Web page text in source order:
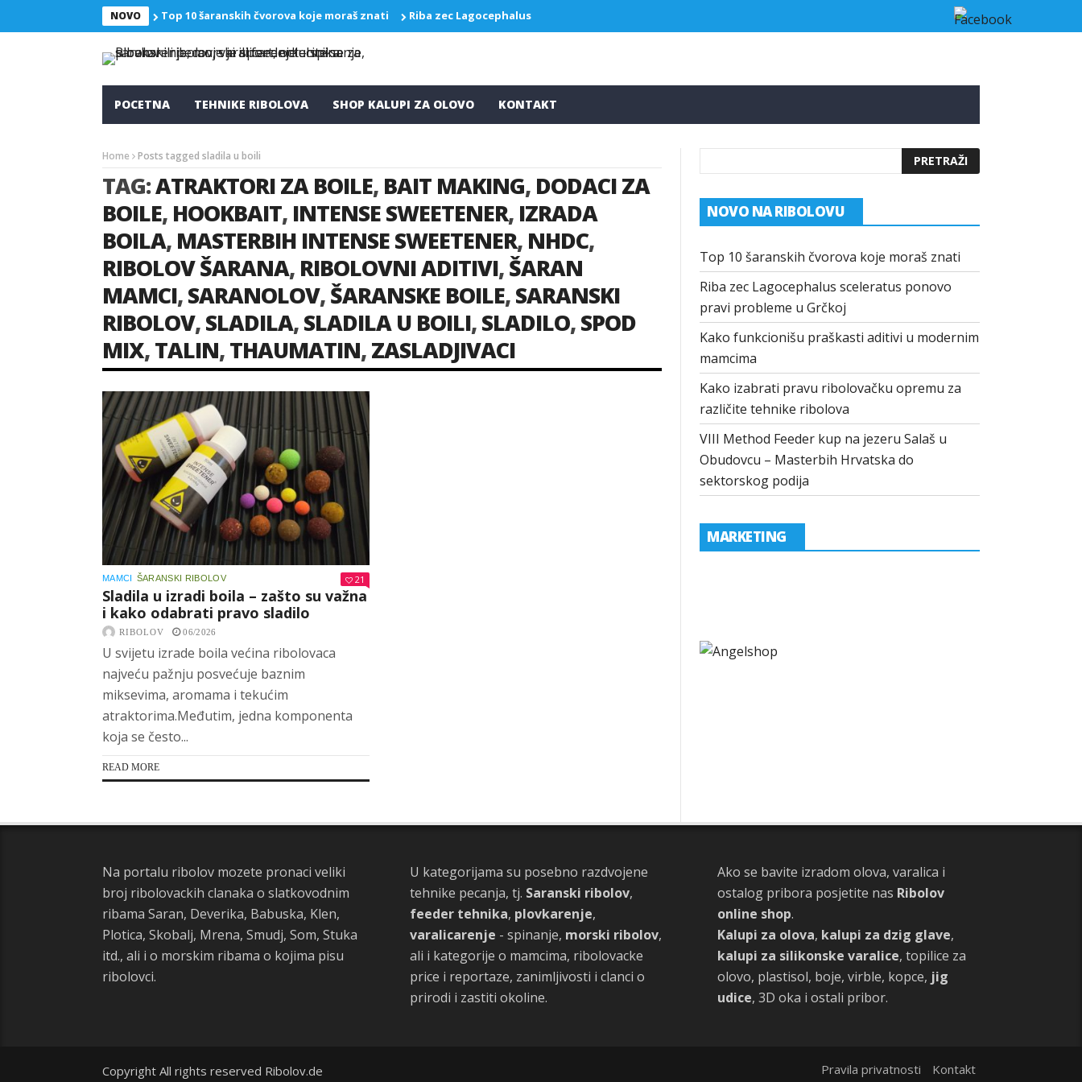
NOVO Top 10 šaranskih čvorova koje moraš znati Riba zec Lagocephalus sceleratus ponovo pravi probleme u Grčkoj Kako funkcionišu praškasti aditivi u modernim
POCETNA TEHNIKE RIBOLOVA SHOP KALUPI ZA OLOVO KONTAKT
Home Posts tagged sladila u boili
TAG:ATRAKTORI ZA BOILE, BAIT MAKING, DODACI ZA
BOILE, HOOKBAIT, INTENSE SWEETENER, IZRADA
BOILA, MASTERBIH INTENSE SWEETENER, NHDC,
RIBOLOV ŠARANA, RIBOLOVNI ADITIVI,ŠARAN
MAMCI,SARANOLOV,ŠARANSKE BOILE,SARANSKI
RIBOLOV,SLADILA,SLADILA U BOILI,SLADILO,SPOD
MIX,TALIN,THAUMATIN,ZASLADJIVACI
MAMCI ŠARANSKI RIBOLOV 21
Sladila u izradi boila – zašto su važna
i kako odabrati pravo sladilo
RIBOLOV 06/2026
U svijetu izrade boila većina ribolovaca
najveću pažnju posvećuje baznim
miksevima, aromama i tekućim
atraktorima.Međutim, jedna komponenta
koja se često...
READ MORE
NOVO NA RIBOLOVU
Top 10 šaranskih čvorova koje moraš znati
Riba zec Lagocephalus sceleratus ponovo
pravi probleme u Grčkoj
Kako funkcionišu praškasti aditivi u modernim
mamcima
Kako izabrati pravu ribolovačku opremu za
različite tehnike ribolova
VIII Method Feeder kup na jezeru Salaš u
Obudovcu – Masterbih Hrvatska do
sektorskog podija
MARKETING
Na portalu ribolov mozete pronaci veliki
broj ribolovackih clanaka o slatkovodnim
ribama Saran, Deverika, Babuska, Klen,
Plotica, Skobalj, Mrena, Smudj, Som, Stuka
itd., ali i o morskim ribama o kojima pisu
ribolovci.
U kategorijama su posebno razdvojene
tehnike pecanja, tj. Saranski ribolov,
feeder tehnika, plovkarenje,
varalicarenje - spinanje, morski ribolov,
ali i kategorije o mamcima, ribolovacke
price i reportaze, zanimljivosti i clanci o
prirodi i zastiti okoline.
Ako se bavite izradom olova, varalica i
ostalog pribora posjetite nas Ribolov
online shop.
Kalupi za olova, kalupi za dzig glave,
kalupi za silikonske varalice, topilice za
olovo, plastisol, boje, virble, kopce, jig
udice, 3D oka i ostali pribor.
Copyright All rights reserved Ribolov.de Pravila privatnosti Kontakt